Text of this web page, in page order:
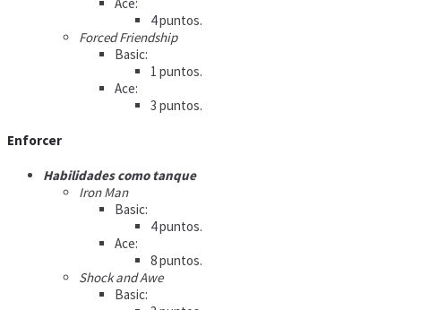
4 puntos.
Forced Friendship
Basic:
1 puntos.
Ace:
3 puntos.
Enforcer
Habilidades como tanque
Iron Man
Basic:
4 puntos.
Ace:
8 puntos.
Shock and Awe
Basic: